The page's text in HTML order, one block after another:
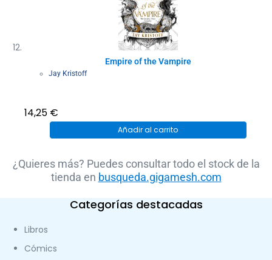
Empire of the Vampire
Jay Kristoff
14,25 €
Añadir al carrito
¿Quieres más? Puedes consultar todo el stock de la
tienda en busqueda.gigamesh.com
Categorías destacadas
Libros
Cómics